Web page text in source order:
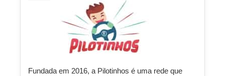
Fundada em 2016, a Pilotinhos é uma rede que